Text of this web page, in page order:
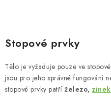
Stopové prvky
Tělo je vyžaduje pouze ve
jsou pro jeho správné fungování
stopové prvky patří železo, zinek